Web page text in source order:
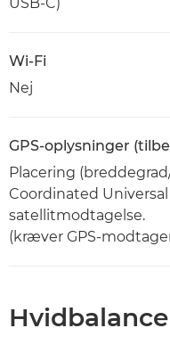
Wi-Fi
Nej
GPS-oplysninger
Placering
Coordinated Universal
satellitmodtagelse.
(kræver GPS-
Hvidbalance